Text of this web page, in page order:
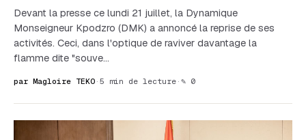
Devant la presse ce lundi 21 juillet, la Dynamique
Monseigneur Kpodzro (DMK) a annoncé la reprise de ses
activités. Ceci, dans l'optique de raviver davantage la
flamme dite "souve…
par Magloire TEKO · 5 min de lecture · ✎ 0